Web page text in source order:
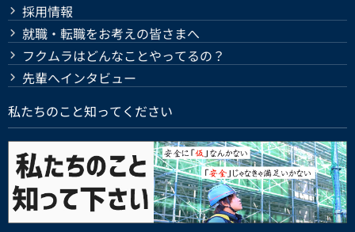
採用情報
就職・転職をお考えの皆さまへ
フクムラはどんなことやってるの？
先輩へインタビュー
私たちのこと知ってください